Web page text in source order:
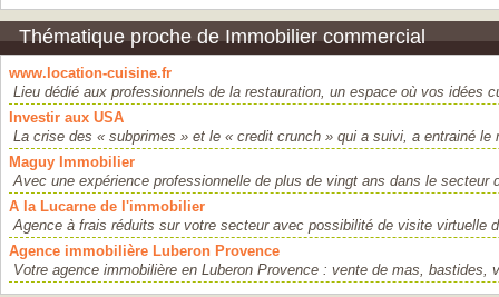
Thématique proche de Immobilier commercial
www.location-cuisine.fr
Lieu dédié aux professionnels de la restauration, un espace où vos idées
Investir aux USA
La crise des « subprimes » et le « credit crunch » qui a suivi, a entrainé le
Maguy Immobilier
Avec une expérience professionnelle de plus de vingt ans dans le secteur
A la Lucarne de l'immobilier
Agence à frais réduits sur votre secteur avec possibilité de visite virtuelle
Agence immobilière Luberon Provence
Votre agence immobilière en Luberon Provence : vente de mas, bastides,